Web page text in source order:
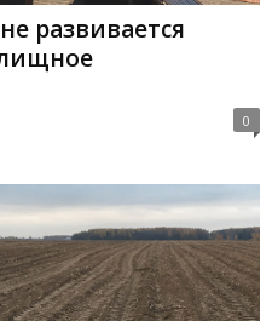
развивается
0